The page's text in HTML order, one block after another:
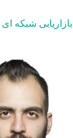
بازاریابی شبکه ای